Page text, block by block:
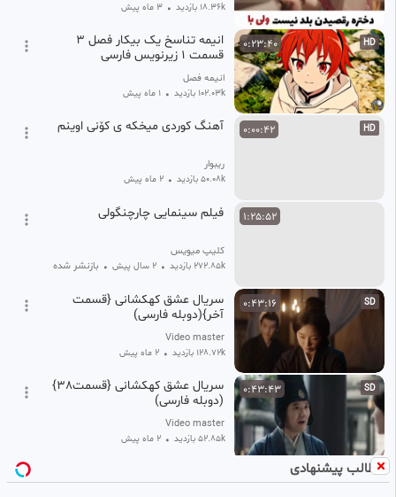
18.36k بازدید • 3 ماه پیش
HD
0:23:40
انیمه تناسخ یک بیکار فصل ۳
قسمت ۱ زیرنویس فارسی
انیمه فصل
102.03k بازدید • 1 ماه پیش
HD
0:00:42 آهنگ کوردی میخکه ی کۆنی اوینم
ریبوار
50.08k بازدید • 2 ماه پیش
1:25:52 فیلم سینمایی چارچنگولی
کلیپ میویس
272.85k بازدید • 2 سال پیش • بازنشر شده
SD
0:43:16
سریال عشق کهکشانی {قسمت
آخر}(دوبله فارسی)
Video master
128.72k بازدید • 2 ماه پیش
SD
0:43:43
سریال عشق کهکشانی {قسمت38}
(دوبله فارسی)
Video master
52.85k بازدید • 2 ماه پیش
HD
۲ قسمت ۱۰ زیرنویس فارسی
مطالب پیشنهادی